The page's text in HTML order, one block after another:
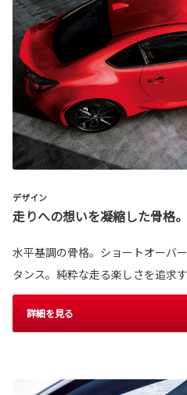
デザイン
走りへの想いを凝縮した骨格。
水平基調の骨格。ショートオーバ
タンス。純粋な走る楽しさを追求
詳細を見る